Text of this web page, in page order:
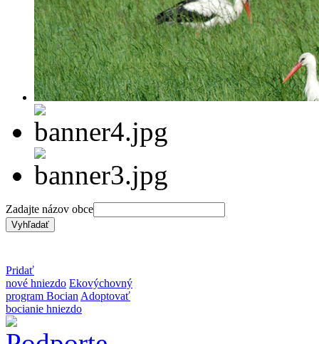
Zadajte názov obce
Pridať
nové hniezdo Ekovýchovný
program Bocian Adoptovať
bocianie hniezdo